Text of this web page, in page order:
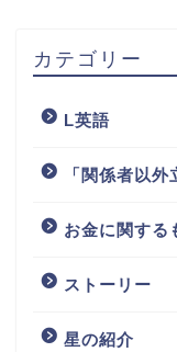
カテゴリー
L英語
「関係者以外
お金に関する
ストーリー
星の紹介